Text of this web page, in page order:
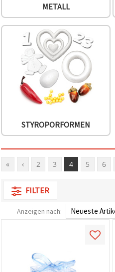
ändern
oder
widerrufen.
Impressum
Datenschutzerklärung
Cookie-
Richtlinie
Alle
akzeptieren
Cookie-
METALL
STYROPORFORMEN
« ‹ 2 3 4 5 6
FILTER
Anzeigen nach: